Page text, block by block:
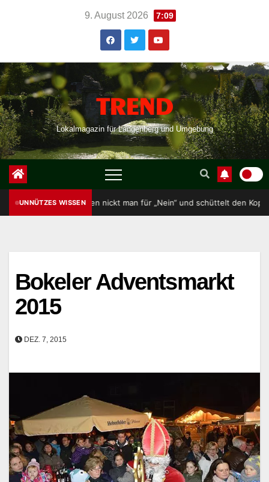
9. August 2026 7:09
TREND
Lokalmagazin für Langenberg und Umgebung
UNNÜTZES WISSEN
Albanien nickt man für „Nein“ und schüttelt den Kopf für „Ja“ – genau
Bokeler Adventsmarkt
2015
DEZ. 7, 2015